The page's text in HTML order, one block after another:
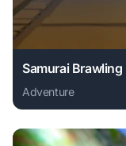
Samurai Brawling
Adventure
Play Samurai